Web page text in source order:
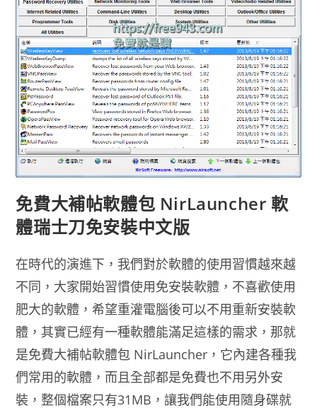
免費大補帖軟體包 NirLauncher 軟
體瑞士刀免安裝中文版
在時代的演進下，我們對於軟體的使用習慣越來越
不同，大家開始習慣使用免安裝軟體，不喜歡使用
肥大的軟體，希望重灌電腦後可以不用重新安裝軟
體，其實已經有一種軟體能滿足這樣的需求，那就
是免費大補帖軟體包 NirLauncher，它內建各種我
們常用的軟體，而且全部都是免費也不用另外安
裝，整個檔案只有31MB，讓我們能使用隨身碟就